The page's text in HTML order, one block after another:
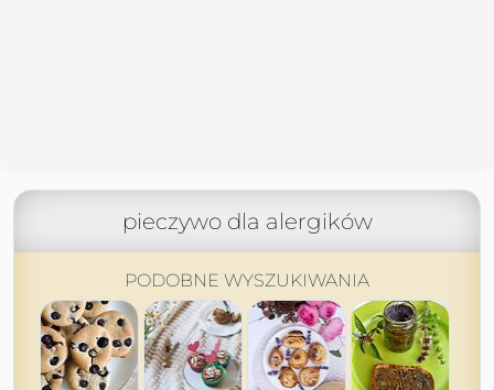
pieczywo dla alergików
PODOBNE WYSZUKIWANIA